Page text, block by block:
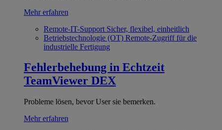
Mehr erfahren
Remote-IT-Support Sicher, flexibel, einheitlich
Betriebstechnologie (OT) Remote-Zugriff für die
industrielle Fertigung
Fehlerbehebung in Echtzeit
TeamViewer DEX
Probleme lösen, bevor User sie bemerken.
Mehr erfahren